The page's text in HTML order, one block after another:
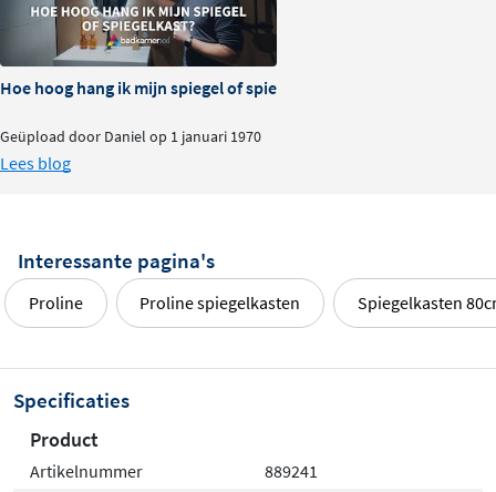
Hoe hoog hang ik mijn spiegel of spiegelkast?
Geüpload door Daniel op 1 januari 1970
Lees blog
Interessante pagina's
Proline Proline spiegelkasten Spiegelkasten
Specificaties
Product
Artikelnummer
889241